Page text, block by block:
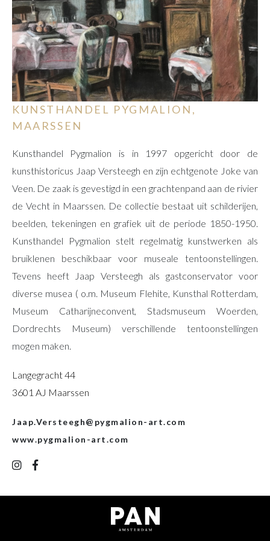
KUNSTHANDEL PYGMALION,
MAARSSEN
Kunsthandel Pygmalion is in 1997 opgericht door de
kunsthistoricus Jaap Versteegh en zijn echtgenote Joke van
Veen. De zaak is gevestigd in een grachtenpand aan de rivier
de Vecht in Maarssen. De collectie bestaat uit schilderijen,
beelden, tekeningen en grafiek uit de periode 1850-1950.
Kunsthandel Pygmalion stelt regelmatig kunstwerken als
bruiklenen beschikbaar voor museale tentoonstellingen.
Tevens heeft Jaap Versteegh als gastconservator voor
diverse musea ( o.m. Museum Flehite, Kunsthal Rotterdam,
Museum Catharijneconvent, Stadsmuseum Woerden,
Dordrechts Museum) verschillende tentoonstellingen
mogen maken.
Langegracht 44
3601 AJ Maarssen
Jaap.Versteegh@pygmalion-art.com
www.pygmalion-art.com